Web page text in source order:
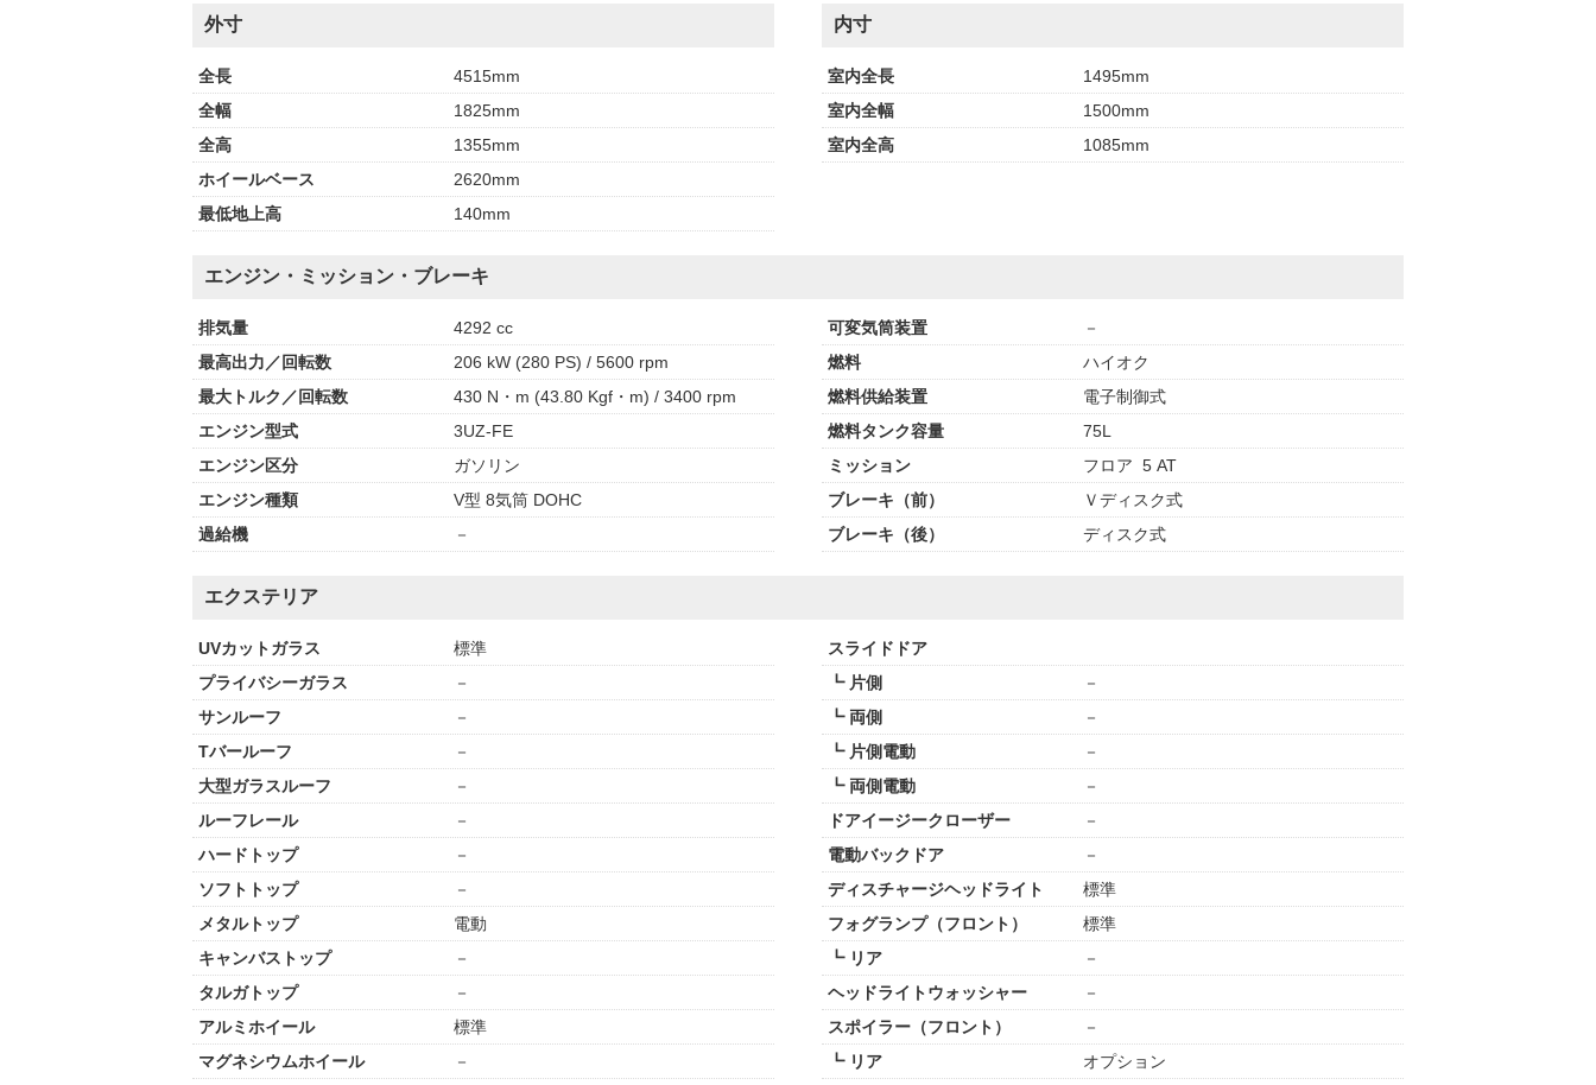
外寸
全長
4515mm
全幅
1825mm
全高
1355mm
ホイールベース
2620mm
最低地上高
140mm
内寸
室内全長
1495mm
室内全幅
1500mm
室内全高
1085mm
エンジン・ミッション・ブレーキ
排気量
4292 cc
最高出力／回転数
206 kW (280 PS) / 5600 rpm
最大トルク／回転数
430 N・m (43.80 Kgf・m) / 3400 rpm
エンジン型式
3UZ-FE
エンジン区分
ガソリン
エンジン種類
V型 8気筒 DOHC
過給機
－
可変気筒装置
－
燃料
ハイオク
燃料供給装置
電子制御式
燃料タンク容量
75L
ミッション
フロア 5 AT
ブレーキ（前）
Ｖディスク式
ブレーキ（後）
ディスク式
エクステリア
UVカットガラス
標準
プライバシーガラス
－
サンルーフ
－
Tバールーフ
－
大型ガラスルーフ
－
ルーフレール
－
ハードトップ
－
ソフトトップ
－
メタルトップ
電動
キャンバストップ
－
タルガトップ
－
アルミホイール
標準
マグネシウムホイール
－
スライドドア
┗ 片側
－
┗ 両側
－
┗ 片側電動
－
┗ 両側電動
－
ドアイージークローザー
－
電動バックドア
－
ディスチャージヘッドライト
標準
フォグランプ（フロント）
標準
┗ リア
－
ヘッドライトウォッシャー
－
スポイラー（フロント）
－
┗ リア
オプション